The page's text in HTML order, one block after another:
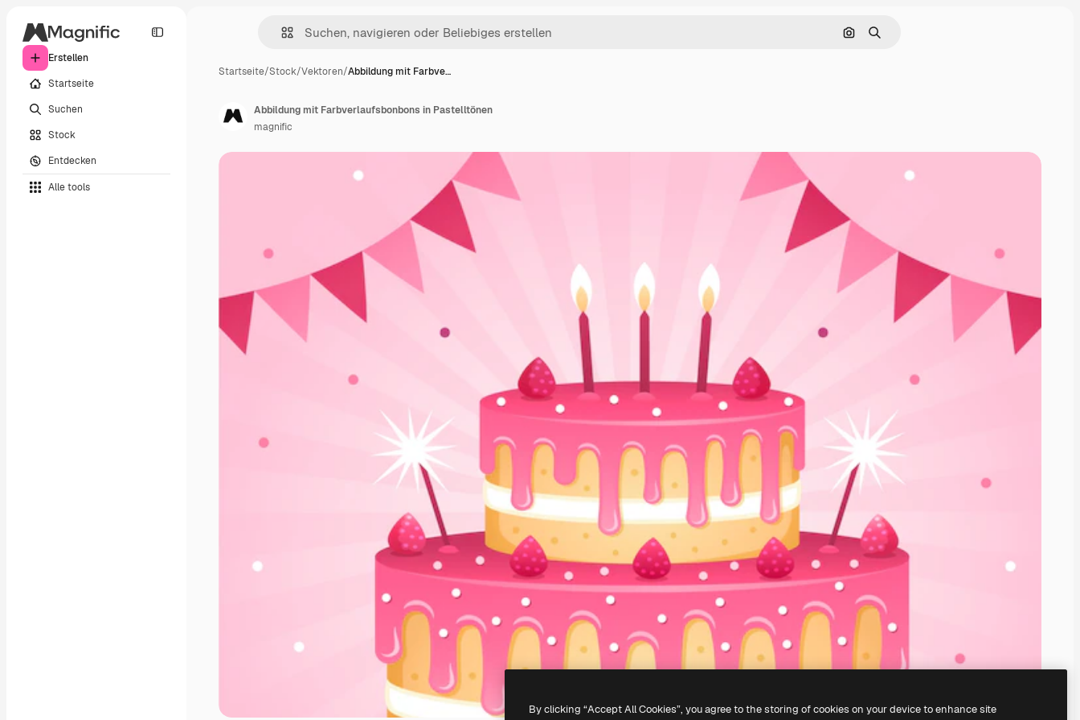
Erstellen
Startseite
Suchen
Stock
Entdecken
Alle tools
Nach Bild suchen
Suchen
Startseite/Stock/Vektoren/Abbildung mit Farbve…
Abbildung mit Farbverlaufsbonbons in Pastelltönen
magnific
By clicking “Accept All Cookies”, you agree to the storing of cookies on your device to enhance site